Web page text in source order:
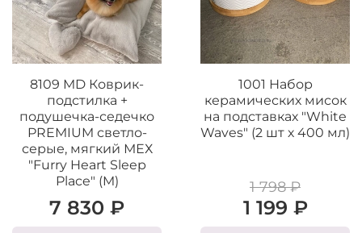
8109 MD Коврик-
подстилка +
подушечка-седечко
PREMIUM светло-
серые, мягкий МЕХ
"Furry Heart Sleep
Place" (M)
7 830 ₽
1001 Набор
керамических мисок
на подставках "White
Waves" (2 шт х 400 мл)
1 798 ₽
1 199 ₽